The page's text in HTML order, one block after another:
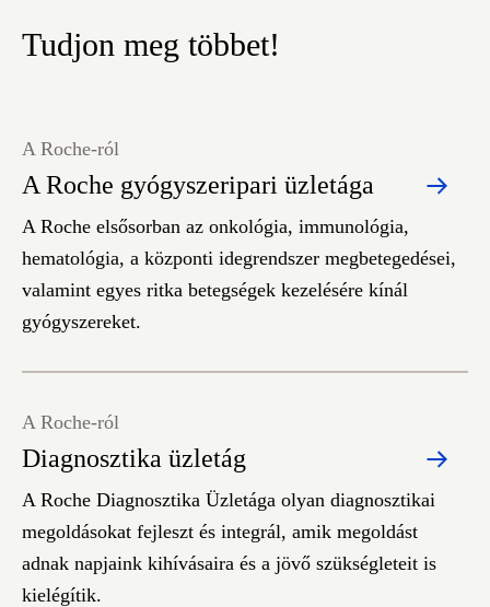
Tudjon meg többet!
A Roche gyógyszeripari üzletága
A Roche-ról
A Roche elsősorban az onkológia, immunológia,
hematológia, a központi idegrendszer megbetegedései,
valamint egyes ritka betegségek kezelésére kínál
gyógyszereket.
Diagnosztika üzletág
A Roche-ról
A Roche Diagnosztika Üzletága olyan diagnosztikai
megoldásokat fejleszt és integrál, amik megoldást
adnak napjaink kihívásaira és a jövő szükségleteit is
kielégítik.